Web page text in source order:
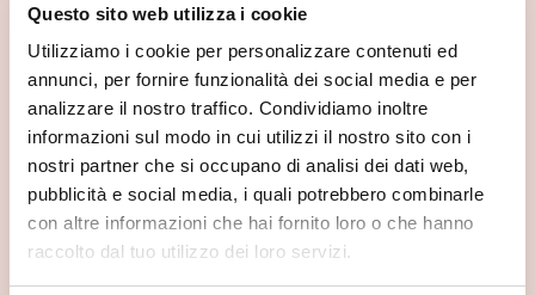
Questo sito web utilizza i cookie
Utilizziamo i cookie per personalizzare contenuti ed
annunci, per fornire funzionalità dei social media e per
analizzare il nostro traffico. Condividiamo inoltre
informazioni sul modo in cui utilizzi il nostro sito con i
nostri partner che si occupano di analisi dei dati web,
pubblicità e social media, i quali potrebbero combinarle
con altre informazioni che hai fornito loro o che hanno
raccolto dal tuo utilizzo dei loro servizi.